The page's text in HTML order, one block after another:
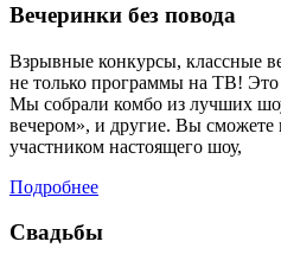
Вечеринки без повода
Взрывные конкурсы, классные
не только программы на ТВ! Это
Мы собрали комбо из лучших
вечером», и другие. Вы сможете
участником настоящего шоу,
Подробнее
Свадьбы